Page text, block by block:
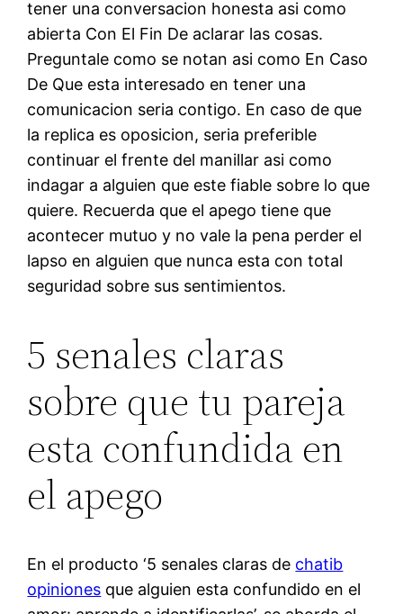
tener una conversacion honesta asi­ como
abierta Con El Fin De aclarar las cosas.
Preguntale como se notan asi­ como En Caso
De Que esta interesado en tener una
comunicacion seria contigo. En caso de que
la replica es oposicion, seri­a preferible
continuar el frente del manillar asi­ como
indagar a alguien que este fiable sobre lo que
quiere. Recuerda que el apego tiene que
acontecer mutuo y no vale la pena perder el
lapso en alguien que nunca esta con total
seguridad sobre sus sentimientos.
5 senales claras
sobre que tu pareja
esta confundida en
el apego
En el producto ‘5 senales claras de chatib
opiniones que alguien esta confundido en el